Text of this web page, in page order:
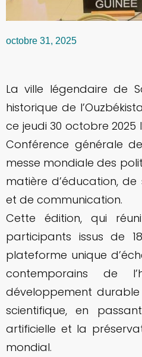
octobre 31, 2025
La ville légendaire de
historique de
ce jeudi 30 octobre 2025
Conférence générale de
messe mondiale des
matière d’éducation,
et de communication.
Cette édition, qui
participants issus de
plateforme unique
contemporains de
développement
scientifique, en
artificielle et la
mondial.